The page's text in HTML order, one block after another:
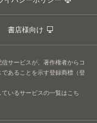
書店様向け
サービスが、著作権者からコ
あることを示す登録商標（登
いるサービスの一覧はこち